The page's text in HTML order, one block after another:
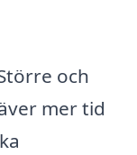
och
mer tid